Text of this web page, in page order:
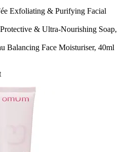
Exfoliating & Purifying Facial
& Ultra-Nourishing Soap,
Balancing Face Moisturiser, 40ml